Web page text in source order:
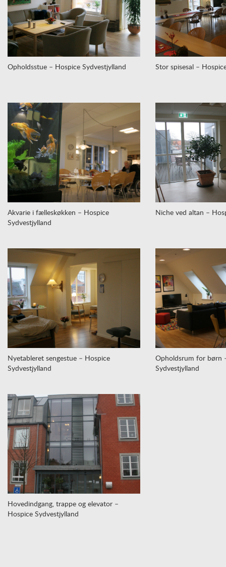
Opholdsstue – Hospice Sydvestjylland Stor spisesal –
Akvarie i fælleskøkken – Hospice
Sydvestjylland
Niche ved altan –
Nyetableret sengestue – Hospice
Sydvestjylland
Opholdsrum for børn
Sydvestjylland
Hovedindgang, trappe og elevator –
Hospice Sydvestjylland